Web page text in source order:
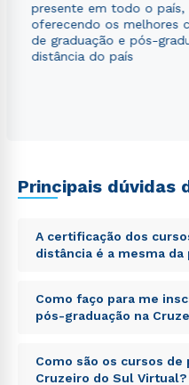
presente em todo o país,
oferecendo os melhores
de graduação e pós-
distância do país
Principais dúvidas
A certificação dos
distância é a mesma da
Sed ut perspiciatis unde
voluptatem
totam rem aperiam,
explicabo. Nemo enim
voluptas sit aspernatur
Como faço para me
pós-graduação na
Sed ut perspiciatis unde
voluptatem accusantium
Como são os cursos de
Cruzeiro do Sul Virtual?
Estou de acordo com a